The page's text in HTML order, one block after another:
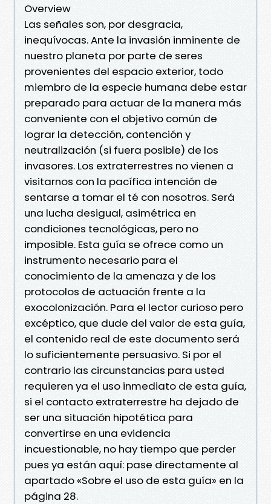
Overview
Las señales son, por desgracia,
inequívocas. Ante la invasión inminente de
nuestro planeta por parte de seres
provenientes del espacio exterior, todo
miembro de la especie humana debe estar
preparado para actuar de la manera más
conveniente con el objetivo común de
lograr la detección, contención y
neutralización (si fuera posible) de los
invasores. Los extraterrestres no vienen a
visitarnos con la pacífica intención de
sentarse a tomar el té con nosotros. Será
una lucha desigual, asimétrica en
condiciones tecnológicas, pero no
imposible. Esta guía se ofrece como un
instrumento necesario para el
conocimiento de la amenaza y de los
protocolos de actuación frente a la
exocolonización. Para el lector curioso pero
excéptico, que dude del valor de esta guía,
el contenido real de este documento será
lo suficientemente persuasivo. Si por el
contrario las circunstancias para usted
requieren ya el uso inmediato de esta guía,
si el contacto extraterrestre ha dejado de
ser una situación hipotética para
convertirse en una evidencia
incuestionable, no hay tiempo que perder
pues ya están aquí: pase directamente al
apartado «Sobre el uso de esta guía» en la
página 28.